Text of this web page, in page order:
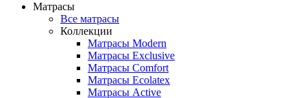
Матрасы
Все матрасы
Коллекции
Матрасы Modern
Матрасы Exclusive
Матрасы Comfort
Матрасы Ecolatex
Матрасы Active